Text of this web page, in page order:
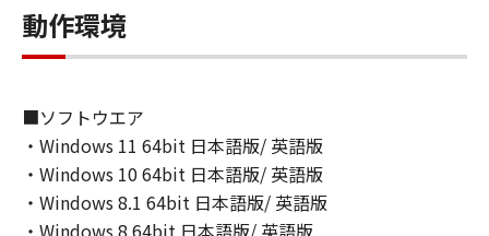
７．保証の否認・免責
(1) 「本ソフトウェア」は、『現状のまま』の
状態で使用許諾されます。キヤノン、キヤノン
の関連会社、それらの販売代理店または販売店
のいずれも、「本ソフトウェア」に関して、商
品性および特定の目的への適合性の保証を含
め、いかなる保証も、明示たると黙示たるとを
問わず一切しないものとします。
動作環境
■ソフトウエア
・Windows 11 64bit 日本語版/ 英語版
・Windows 10 64bit 日本語版/ 英語版
・Windows 8.1 64bit 日本語版/ 英語版
・Windows 8 64bit 日本語版/ 英語版